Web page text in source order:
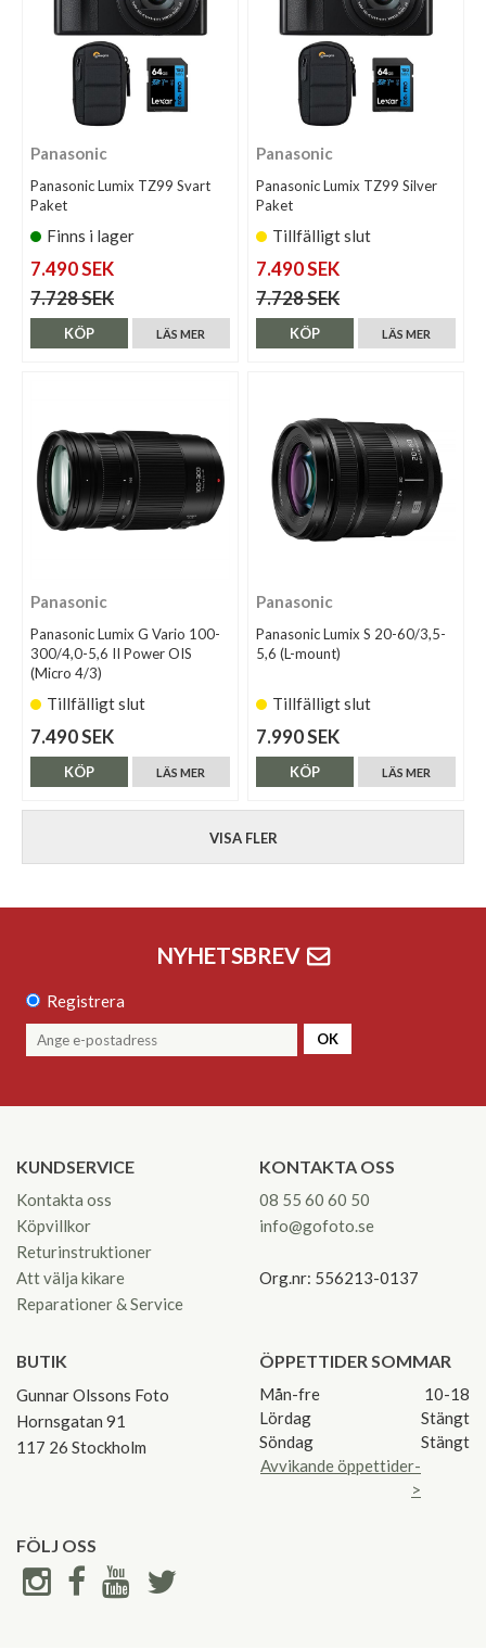
Panasonic
Panasonic Lumix TZ99 Svart
Paket
Finns i lager
7.490 SEK
7.728 SEK
LÄS MER
KÖP
Panasonic
Panasonic Lumix TZ99 Silver
Paket
Tillfälligt slut
7.490 SEK
7.728 SEK
LÄS MER
KÖP
Panasonic
Panasonic Lumix G Vario 100-
300/4,0-5,6 II Power OIS
(Micro 4/3)
Tillfälligt slut
7.490 SEK
LÄS MER
KÖP
Panasonic
Panasonic Lumix S 20-60/3,5-
5,6 (L-mount)
Tillfälligt slut
7.990 SEK
LÄS MER
KÖP
VISA FLER
NYHETSBREV
Registrera
OK
KUNDSERVICE
Kontakta oss
Köpvillkor
Returinstruktioner
Att välja kikare
Reparationer & Service
KONTAKTA OSS
08 55 60 60 50
info@gofoto.se
Org.nr: 556213-0137
BUTIK
Gunnar Olssons Foto
Hornsgatan 91
117 26 Stockholm
ÖPPETTIDER SOMMAR
Mån-fre
10-18
Lördag
Stängt
Söndag
Stängt
Avvikande öppettider-
>
FÖLJ OSS